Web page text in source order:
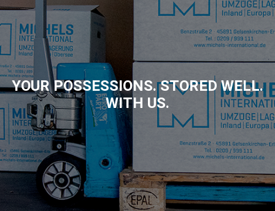
YOUR POSSESSIONS. STORED WELL.
WITH US.